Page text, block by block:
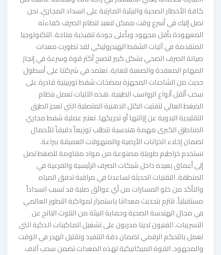
كافة الأخطار الصحية والبيئية المترتبة على انسداد المجاري. نحن
نصل إليك في أسرع وقت ممكن لنعيد لنظام الصرف كفاءته
المعهودة بأقل مجهود وبأعلى جودة تنفيذية متاحة. التكنولوجيا
المتقدمة في آليات الشفط الهيدروليكي لقد تطورت معدات
صيانة الصرف الصحي بشكل كبير لتصبح أكثر قوة وسرعة في إنجاز
المهام المعقدة والصعبة للغاية. نعتمد في شركتنا على أسطول
حديث من الشاحنات المجهزة بمضخات شفط توربينية قادرة على
سحب أثقل أنواع الرواسب الطينية. هذه الآليات تعمل بنظام
الضغط العالي لتفتيت الكتل الدهنية المتصلبة التي تعجز الطرق
التقليدية اليدوية عن إزالتها أو تحريكها. تعتبر عملية شفط مجاري
المناطق الكبرى مهمة هندسية تتطلب توزيعاً دقيقاً للأحمال
لضمان إخلاء الخزانات الأرضية والمنهولات العميقة ببراعة.
نستخدم خراطيم طويلة مصنوعة من مواد مقاومة للضغط تصل
إلى أعماق بعيدة داخل شبكات الصرف الرئيسية والفرعية في
المنطقة. التقنيات الحديثة تساعدنا في مراقبة تدفق المياه
والتأكد من خلو المسارات من أي عوائق صلبة قد تسبب انسداداً
مستقبلياً. نلتزم بتحديث معداتنا باستمرار لمواكبة التطور العالمي
في مجال الهندسة الصحية وحماية البيئة من التلوث الناتج عن
التسريبات. الفنيون لدينا مدربون على تشغيل الماكينات الذكية التي
تعمل بالتحكم الرقمي لضمان دقة التنفيذ وتقليل الهدر في الوقت
والمجهود. القوة الميكانيكية لهذه المعدات تضمن سحب آلاف